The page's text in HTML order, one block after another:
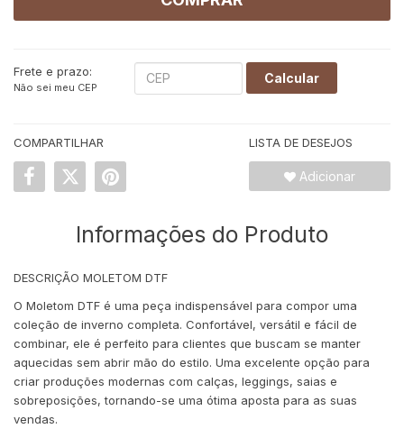
Frete e prazo:
Não sei meu CEP
Calcular
COMPARTILHAR LISTA DE DESEJOS
Adicionar
Informações do Produto
DESCRIÇÃO MOLETOM DTF
O Moletom DTF é uma peça indispensável para compor uma
coleção de inverno completa. Confortável, versátil e fácil de
combinar, ele é perfeito para clientes que buscam se manter
aquecidas sem abrir mão do estilo. Uma excelente opção para
criar produções modernas com calças, leggings, saias e
sobreposições, tornando-se uma ótima aposta para as suas
vendas.